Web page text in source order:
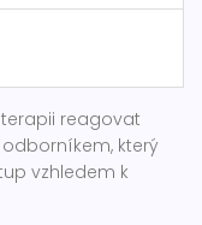
reagovat
který
vzhledem k